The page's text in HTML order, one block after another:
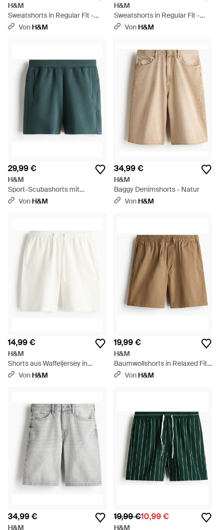
H&M
Sweatshorts in Regular Fit -
Natur
Von H&M
H&M
Sweatshorts in Regular Fit -
Schwarz
Von H&M
29,99 €
H&M
Sport-Scubashorts mit
DryMove - Grün
Von H&M
34,99 €
H&M
Baggy Denimshorts - Natur
Von H&M
14,99 €
H&M
Shorts aus Waffeljersey in
Relaxed Fit - Weiß
Von H&M
19,99 €
H&M
Baumwollshorts in Relaxed Fit -
Natur
Von H&M
34,99 €
H&M
19,99 €10,99 €
H&M